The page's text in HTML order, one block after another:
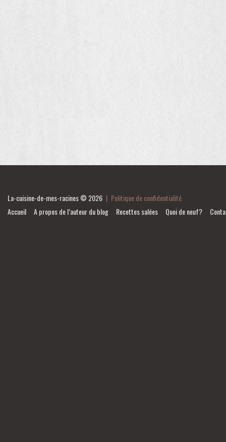
La-cuisine-de-mes-racines© 2026 | Politique de confidentialité
Accueil
A propos de l’auteur du blog Recettes salées Quoi de neuf?